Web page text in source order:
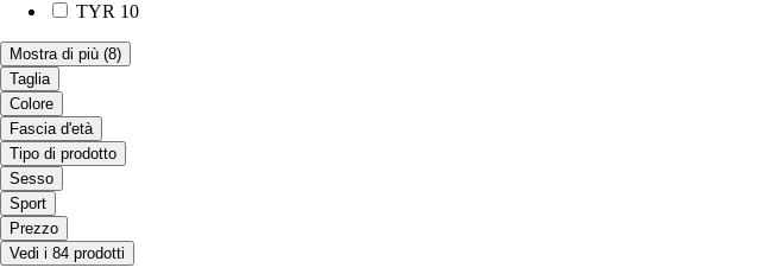
TYR 10
Mostra di più (8)
Taglia
Colore
Fascia d'età
Tipo di prodotto
Sesso
Sport
Prezzo
Vedi i 84 prodotti